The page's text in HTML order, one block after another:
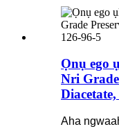
Ọnụ ego
Nri
Aha